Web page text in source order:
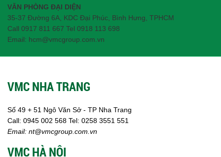
VĂN PHÒNG ĐẠI DIỆN
35-37 Đường 6A, KDC Đại Phúc, Bình Hưng, TPHCM
Call 0917 811 667 Tel 0918 113 698
Email: hcm@vmcgroup.com.vn
VMC NHA TRANG
Số 49 + 51 Ngô Văn Sở - TP Nha Trang
Call: 0945 002 568 Tel: 0258 3551 551
Email: nt@vmcgroup.com.vn
VMC HÀ NỘI